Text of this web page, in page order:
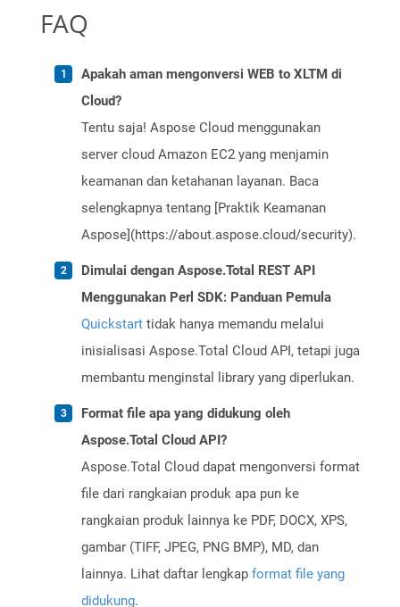
FAQ
Apakah aman mengonversi WEB to XLTM di
Cloud?
Tentu saja! Aspose Cloud menggunakan
server cloud Amazon EC2 yang menjamin
keamanan dan ketahanan layanan. Baca
selengkapnya tentang [Praktik Keamanan
Aspose](https://about.aspose.cloud/security).
Dimulai dengan Aspose.Total REST API
Menggunakan Perl SDK: Panduan Pemula
Quickstart tidak hanya memandu melalui
inisialisasi Aspose.Total Cloud API, tetapi juga
membantu menginstal library yang diperlukan.
Format file apa yang didukung oleh
Aspose.Total Cloud API?
Aspose.Total Cloud dapat mengonversi format
file dari rangkaian produk apa pun ke
rangkaian produk lainnya ke PDF, DOCX, XPS,
gambar (TIFF, JPEG, PNG BMP), MD, dan
lainnya. Lihat daftar lengkap format file yang
didukung.